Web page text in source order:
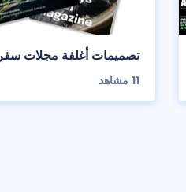
تصميمات أغلفة مجلات سفر
11مشاهد